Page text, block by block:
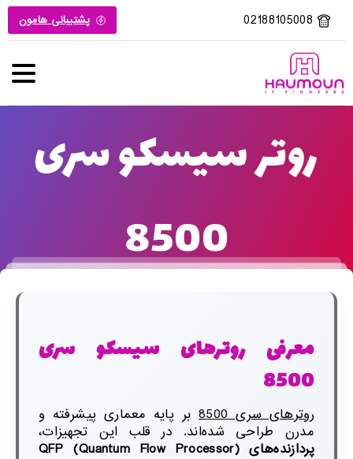
02188105008 پشتیبانی هامون
روتر سیسکو سری
8500
معرفی روترهای سیسکو سری
8500
روترهای سری 8500
بر پایه معماری پیشرفته و
مدرن طراحی شده‌اند. در قلب این تجهیزات،
پردازنده‌هایQFP (Quantum Flow Processor)